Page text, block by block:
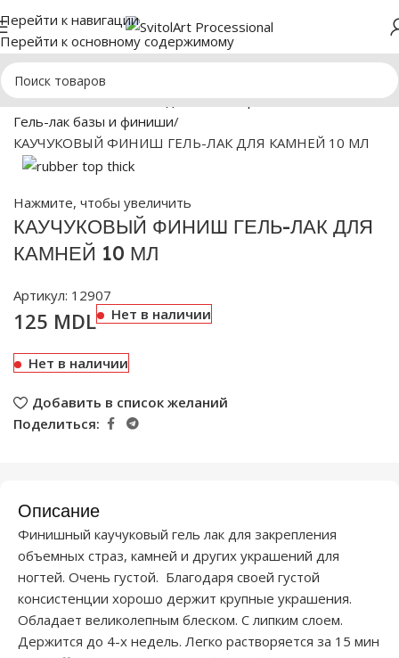
Перейти к навигации
Перейти к основному содержимому
Главная МАНИКЮР Жидкие гели, Френч-базы
Гель-лак базы и финиши
КАУЧУКОВЫЙ ФИНИШ ГЕЛЬ-ЛАК ДЛЯ КАМНЕЙ 10 МЛ
Нажмите, чтобы увеличить
КАУЧУКОВЫЙ ФИНИШ ГЕЛЬ-ЛАК ДЛЯ
КАМНЕЙ 10 МЛ
Артикул: 12907
125 MDL Нет в наличии
Нет в наличии
Добавить в список желаний
Поделиться:
Описание
Финишный каучуковый гель лак для закрепления
объемных страз, камней и других украшений для
ногтей. Очень густой. Благодаря своей густой
консистенции хорошо держит крупные украшения.
Обладает великолепным блеском. С липким слоем.
Держится до 4-х недель. Легко растворяется за 15 мин